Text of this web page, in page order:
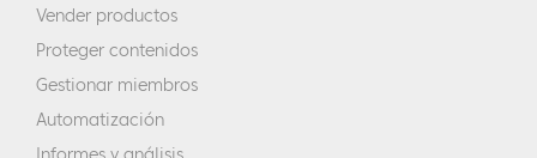
Vender productos
Proteger contenidos
Gestionar miembros
Automatización